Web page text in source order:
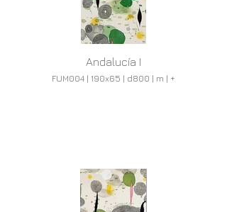
Andalucía I
FUM004 | 190x65 | d800 | m | +